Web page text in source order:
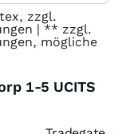
zzgl.
| ** zzgl.
mögliche
1-5 UCITS